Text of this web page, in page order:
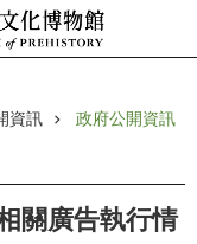
資訊 政府公開資訊
關廣告執行情